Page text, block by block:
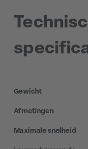
Gewicht
Afmetingen
Maximale snelheid